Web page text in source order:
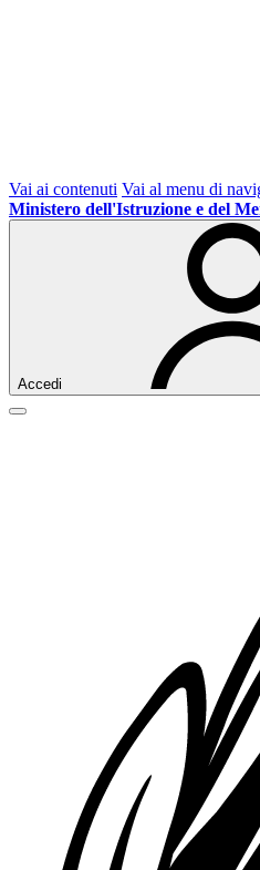
Vai ai contenuti Vai al menu di
Ministero dell'Istruzione e del
Accedi